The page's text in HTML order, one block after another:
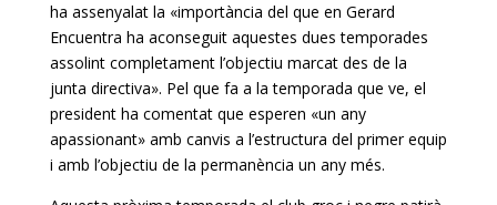
ha assenyalat la «importància del que en Gerard
Encuentra ha aconseguit aquestes dues temporades
assolint completament l’objectiu marcat des de la
junta directiva». Pel que fa a la temporada que ve, el
president ha comentat que esperen «un any
apassionant» amb canvis a l’estructura del primer equip
i amb l’objectiu de la permanència un any més.